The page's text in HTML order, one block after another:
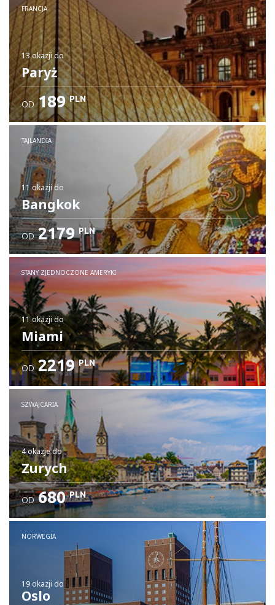
FRANCJA
13 okazjido
Paryż
OD 189 PLN
TAJLANDIA
11 okazjido
Bangkok
OD 2179 PLN
STANY ZJEDNOCZONE AMERYKI
11 okazjido
Miami
OD 2219 PLN
SZWAJCARIA
4 okazjedo
Zurych
OD 680 PLN
NORWEGIA
19 okazji do
Oslo